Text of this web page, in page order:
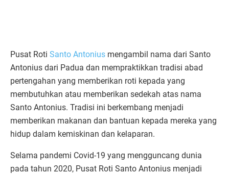
Pusat Roti Santo Antonius mengambil nama dari Santo
Antonius dari Padua dan mempraktikkan tradisi abad
pertengahan yang memberikan roti kepada yang
membutuhkan atau memberikan sedekah atas nama
Santo Antonius. Tradisi ini berkembang menjadi
memberikan makanan dan bantuan kepada mereka yang
hidup dalam kemiskinan dan kelaparan.
Selama pandemi Covid-19 yang mengguncang dunia
pada tahun 2020, Pusat Roti Santo Antonius menjadi